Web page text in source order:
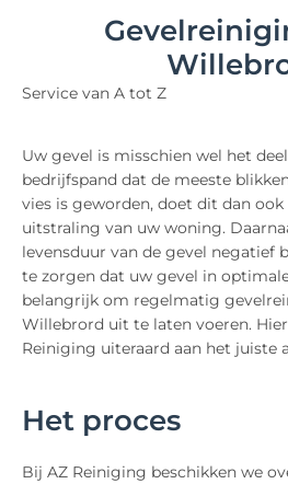
Service van A tot Z
Uw gevel is misschien wel het
bedrijfspand dat de meeste
vies is geworden, doet dit dan
uitstraling van uw woning.
levensduur van de gevel negatief
te zorgen dat uw gevel in
belangrijk om regelmatig
Willebrord uit te laten voeren.
Reiniging uiteraard aan het juiste
Het proces
Bij AZ Reiniging beschikken we